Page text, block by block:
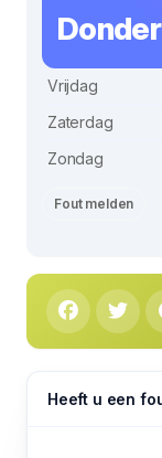
Vrijdag
Zaterdag
Zondag
Fout melden
Heeft u een